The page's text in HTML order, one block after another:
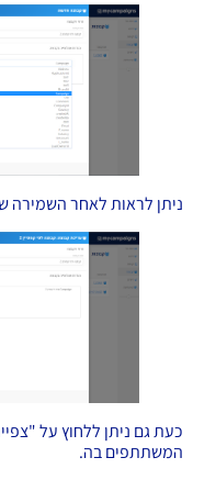
ניתן לראות לאחר השמירה
כעת גם ניתן ללחוץ על
המשתתפים בה.